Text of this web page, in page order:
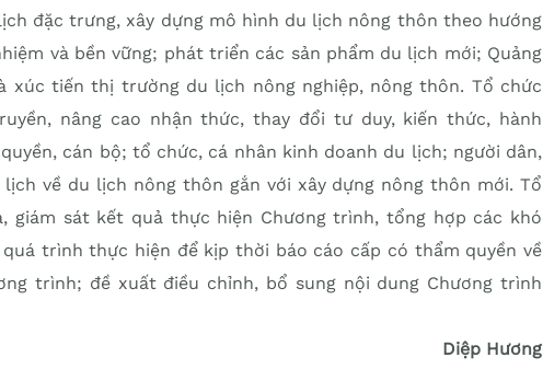
đặc trưng, xây dựng mô hình du lịch nông thôn theo hướng
và bền vững; phát triển các sản phẩm du lịch mới; Quảng
xúc tiến thị trường du lịch nông nghiệp, nông thôn. Tổ chức
nâng cao nhận thức, thay đổi tư duy, kiến thức, hành
cán bộ; tổ chức, cá nhân kinh doanh du lịch; người dân,
lịch về du lịch nông thôn gắn với xây dựng nông thôn mới. Tổ
giám sát kết quả thực hiện Chương trình, tổng hợp các khó
trình thực hiện để kịp thời báo cáo cấp có thẩm quyền về
trình; đề xuất điều chỉnh, bổ sung nội dung Chương trình
Diệp Hương